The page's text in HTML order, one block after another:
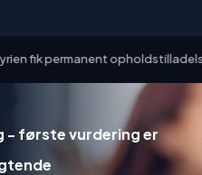
fik permanent opholdstilladelse
- første vurdering er